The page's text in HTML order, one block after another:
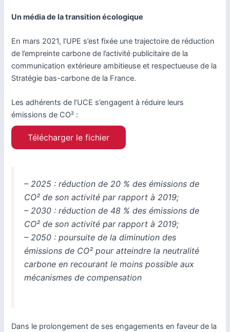
Un média de la transition écologique
En mars 2021, l’UPE s’est fixée une trajectoire de réduction
de l’empreinte carbone de l’activité publicitaire de la
communication extérieure ambitieuse et respectueuse de la
Stratégie bas-carbone de la France.
Les adhérents de l’UCE s’engagent à réduire leurs
émissions de CO² :
Télécharger le fichier
– 2025 : réduction de 20 % des émissions de
CO² de son activité par rapport à 2019;
– 2030 : réduction de 48 % des émissions de
CO² de son activité par rapport à 2019;
– 2050 : poursuite de la diminution des
émissions de CO² pour atteindre la neutralité
carbone en recourant le moins possible aux
mécanismes de compensation
Dans le prolongement de ses engagements en faveur de la